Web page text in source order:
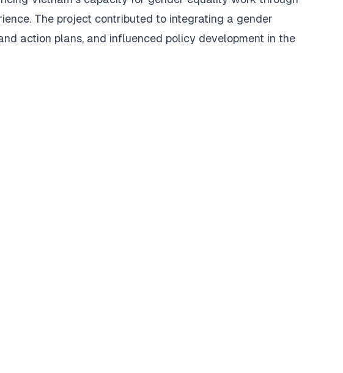
The project contributed to integrating a gender
action plans, and influenced policy development in the